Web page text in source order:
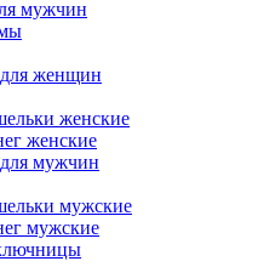
мужчин
женщин
женские
женские
мужчин
мужские
мужские